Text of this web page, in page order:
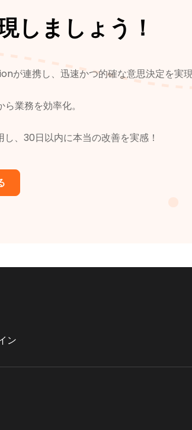
しましょう！
が連携し、迅速かつ的確な意思決定を実現
業務を効率化。
、30日以内に本当の改善を実感！
ン